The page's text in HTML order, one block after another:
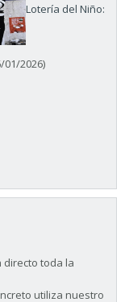
Lotería del Niño:
01/2026)
directo toda la
utiliza nuestro